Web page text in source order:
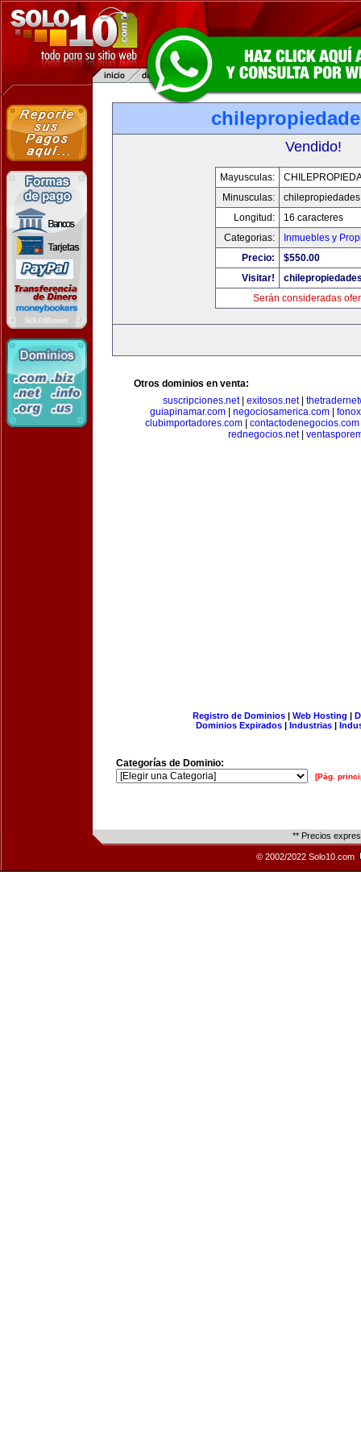
Vendido!
Mayusculas:
Minusculas:
Longitud:
16 caracteres
Categorias:
Inmuebles y
Precio:
$550.00
Visitar!
Serán consideradas
Otros dominios en venta:
suscripciones.net| exitosos.net|
guiapinamar.com
negociosamerica.com
clubimportadores.com
contactodenegocios.com
rednegocios.net|
Registro de Dominios| Web Hosting |
Dominios Expirados | Industrias |
Categorías de Dominio:
[Pág.
** Precios
© 2002/2022 Solo10.com